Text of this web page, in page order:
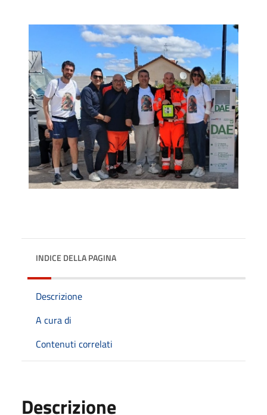
INDICE DELLA PAGINA
Descrizione
A cura di
Contenuti correlati
Descrizione